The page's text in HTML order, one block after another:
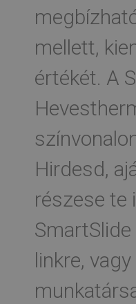
mellett,
értékét. A
Hirdesd,
részese te
linkre,